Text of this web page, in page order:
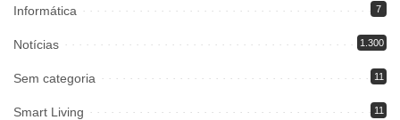
Informática 7
Notícias 1.300
Sem categoria 11
Smart Living 11